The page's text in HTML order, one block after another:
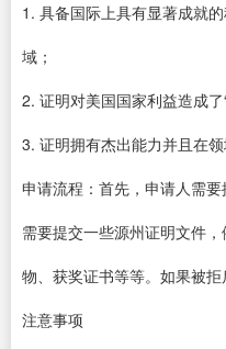
1. 具备国际上具有显著成就
域；
2. 证明对美国国家利益造成了
3. 证明拥有杰出能力并且在领
申请流程：首先，申请人需
需要提交一些源州证明文件
物、获奖证书等等。如果被拒
注意事项